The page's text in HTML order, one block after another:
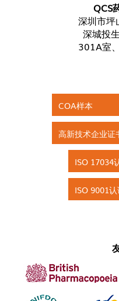
QCS
深圳市
深城投
301A室
COA样本
高新技术企业证
ISO 17034
ISO 9001